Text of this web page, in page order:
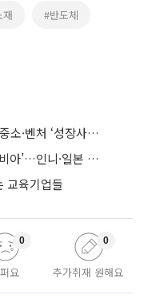
재 #반도체
‘창업-도약-재도전’ 연결… 중기부, 중소·벤처 ‘성장사다리’ 짓는다
우즈벡서 보폭 넓히는 비상교육 ‘올비아’…인니·일본 진출 타진
교육기업들
요
0
추가취재 원해요
0